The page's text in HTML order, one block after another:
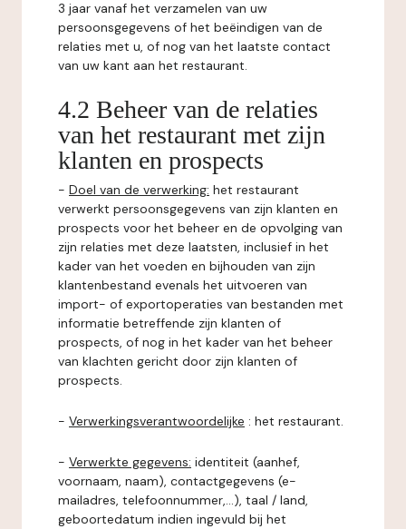
3 jaar vanaf het verzamelen van uw
persoonsgegevens of het beëindigen van de
relaties met u, of nog van het laatste contact
van uw kant aan het restaurant.
4.2 Beheer van de relaties
van het restaurant met zijn
klanten en prospects
- Doel van de verwerking: het restaurant
verwerkt persoonsgegevens van zijn klanten en
prospects voor het beheer en de opvolging van
zijn relaties met deze laatsten, inclusief in het
kader van het voeden en bijhouden van zijn
klantenbestand evenals het uitvoeren van
import- of exportoperaties van bestanden met
informatie betreffende zijn klanten of
prospects, of nog in het kader van het beheer
van klachten gericht door zijn klanten of
prospects.
- Verwerkingsverantwoordelijke : het restaurant.
- Verwerkte gegevens: identiteit (aanhef,
voornaam, naam), contactgegevens (e-
mailadres, telefoonnummer,...), taal / land,
geboortedatum indien ingevuld bij het